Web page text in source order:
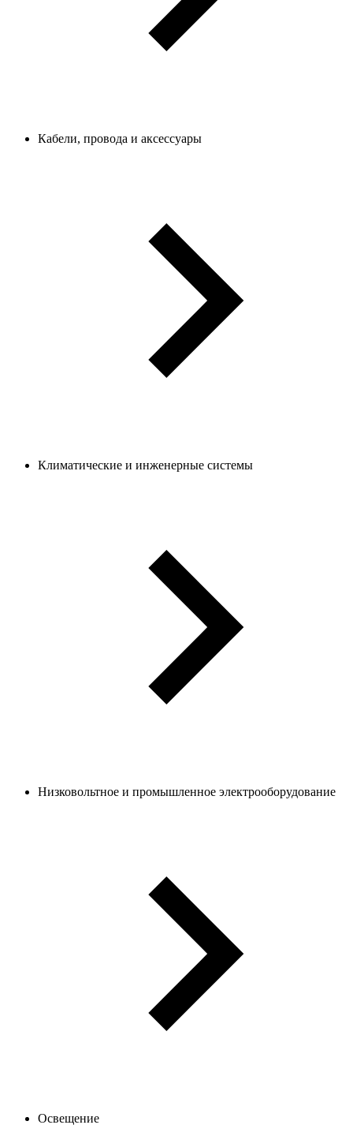
Кабели, провода и аксессуары
Климатические и инженерные системы
Низковольтное и промышленное электрооборудование
Освещение